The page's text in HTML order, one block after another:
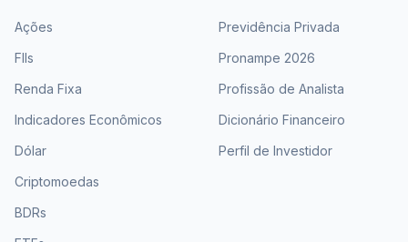
Ações
FIIs
Renda Fixa
Indicadores Econômicos
Dólar
Criptomoedas
BDRs
Previdência Privada
Pronampe 2026
Profissão de Analista
Dicionário Financeiro
Perfil de Investidor